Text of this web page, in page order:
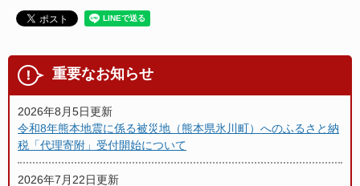
重要なお知らせ
2026年8月5日更新
令和8年熊本地震に係る被災地（熊本県氷川町）へのふるさと納
税「代理寄附」受付開始について
2026年7月22日更新